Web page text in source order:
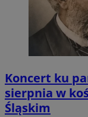
Koncert ku
sierpnia w
Śląskim